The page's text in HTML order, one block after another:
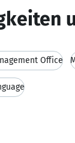
Office